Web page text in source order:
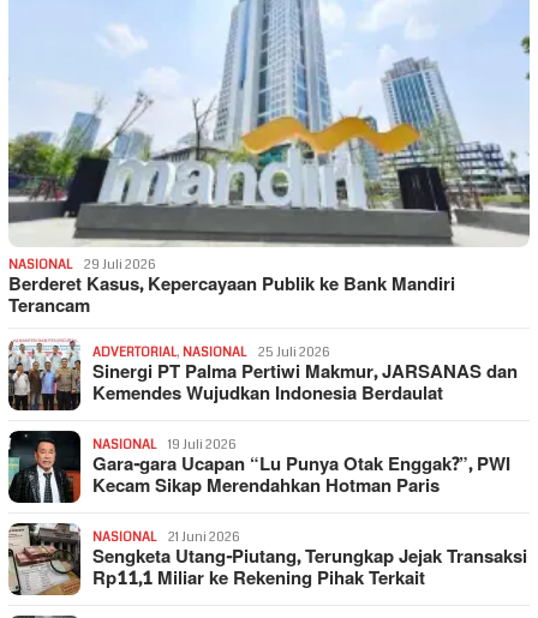
NASIONAL 29 Juli 2026
Berderet Kasus, Kepercayaan Publik ke Bank Mandiri
Terancam
ADVERTORIAL, NASIONAL 25 Juli 2026
Sinergi PT Palma Pertiwi Makmur, JARSANAS dan
Kemendes Wujudkan Indonesia Berdaulat
NASIONAL 19 Juli 2026
Gara-gara Ucapan “Lu Punya Otak Enggak?”, PWI
Kecam Sikap Merendahkan Hotman Paris
NASIONAL 21 Juni 2026
Sengketa Utang-Piutang, Terungkap Jejak Transaksi
Rp11,1 Miliar ke Rekening Pihak Terkait